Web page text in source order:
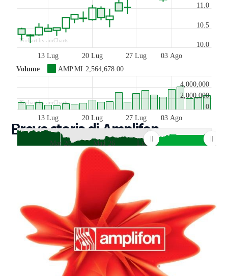
13 Lug 20 Lug 27 Lug 03 Ago
10.0
10.5
11.0
JS chart by amCharts
Volume AMP.MI 2,564,678.00
13 Lug 20 Lug 27 Lug 03 Ago
0
2,000,000
4,000,000
JS chart by amCharts
Mar 26 Mag 26 Lug 26
Breve storia di Amplifon